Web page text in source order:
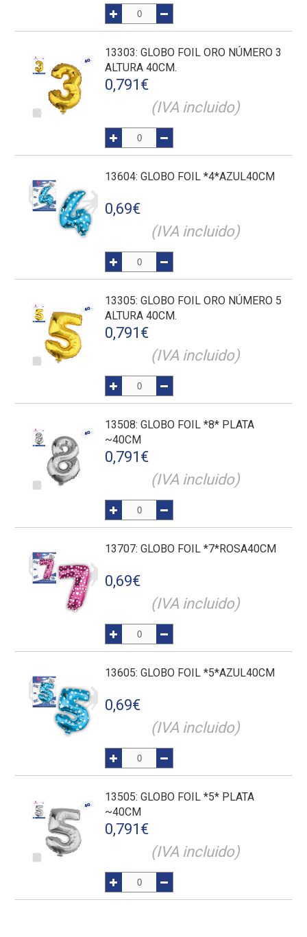
13303: GLOBO FOIL ORO NÚMERO 3
ALTURA 40CM.
0,791 €
(IVA incluido)
13604: GLOBO FOIL *4*AZUL40CM
0,69€
(IVA incluido)
13305: GLOBO FOIL ORO NÚMERO 5
ALTURA 40CM.
0,791 €
(IVA incluido)
13508: GLOBO FOIL *8* PLATA
~40CM
0,791 €
(IVA incluido)
13707: GLOBO FOIL *7*ROSA40CM
0,69€
(IVA incluido)
13605: GLOBO FOIL *5*AZUL40CM
0,69€
(IVA incluido)
13505: GLOBO FOIL *5* PLATA
~40CM
0,791 €
(IVA incluido)